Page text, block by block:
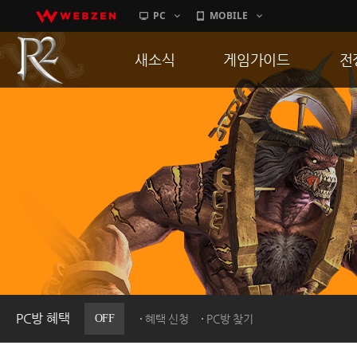
PC MOBILE
PC방 혜택 OFF 혜택 신청 PC방 찾기
새소식
이벤트
히스토리
PC방으로간다
게임가이드
게임 특징
서버가이드
신병훈련소
세부가이드
통합보급센터
전
통
공